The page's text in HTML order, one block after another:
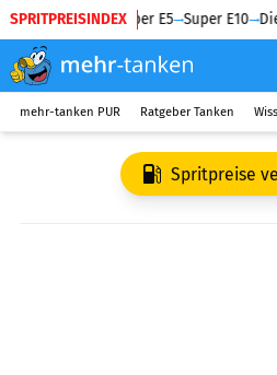
SPRITPREISINDEX
Diesel Super E5 Super E10
mehr-tanken PUR Ratgeber Tanken
Spritpreise